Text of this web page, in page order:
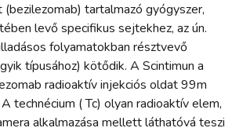
tartalmazó gyógyszer,
levő specifikus sejtekhez, az ún.
folyamatokban résztvevő
típusához) kötődik. A Scintimun a
radioaktív injekciós oldat 99m
technécium ( Tc) olyan radioaktív elem,
alkalmazása mellett láthatóvá teszi